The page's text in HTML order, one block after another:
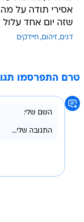
אסירי תודה על
שזה יום אחד עלול
דגים זיהום חיידקים
טרם התפרסמו